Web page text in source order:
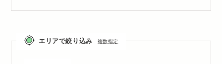
エリアで絞り込み 複数指定